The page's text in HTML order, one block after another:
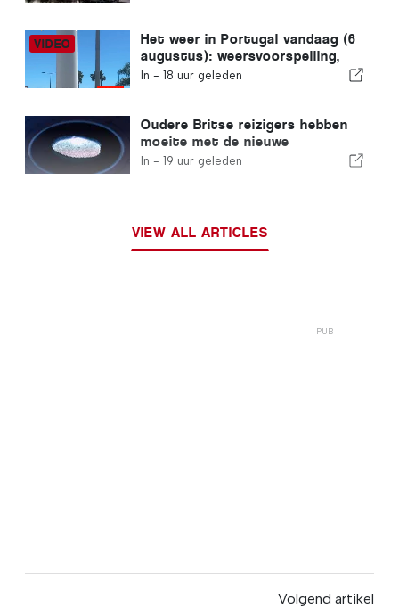
Het weer in Portugal vandaag (6
augustus): weersvoorspelling,
temperaturen en wat je kunt
In - 18 uur geleden
Oudere Britse reizigers hebben
moeite met de nieuwe
vingerafdrukcontroles van de
In - 19 uur geleden
VIEW ALL ARTICLES
Volgend artikel